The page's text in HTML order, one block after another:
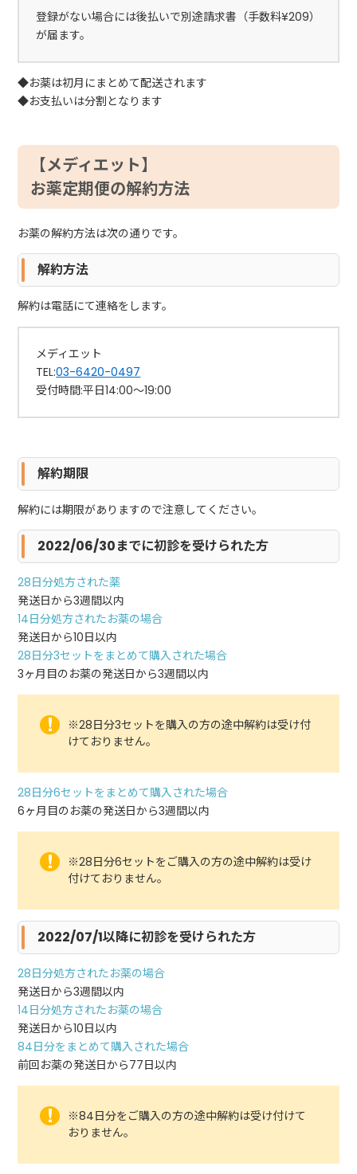
登録がない場合には後払いで別途請求書（手数料¥209）
が届ます。
◆お薬は初月にまとめて配送されます
◆お支払いは分割となります
【メディエット】
お薬定期便の解約方法
お薬の解約方法は次の通りです。
解約方法
解約は電話にて連絡をします。
メディエット
TEL:03-6420-0497
受付時間:平日14:00〜19:00
解約期限
解約には期限がありますので注意してください。
2022/06/30までに初診を受けられた方
28日分処方された薬
発送日から3週間以内
14日分処方されたお薬の場合
発送日から10日以内
28日分3セットをまとめて購入された場合
3ヶ月目のお薬の発送日から3週間以内
※28日分3セットを購入の方の途中解約は受け付
けておりません。
28日分6セットをまとめて購入された場合
6ヶ月目のお薬の発送日から3週間以内
※28日分6セットをご購入の方の途中解約は受け
付けておりません。
2022/07/1以降に初診を受けられた方
28日分処方されたお薬の場合
発送日から3週間以内
14日分処方されたお薬の場合
発送日から10日以内
84日分をまとめて購入された場合
前回お薬の発送日から77日以内
※84日分をご購入の方の途中解約は受け付けて
おりません。